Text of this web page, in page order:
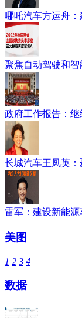
哪吒汽车方运舟
聚焦自动驾驶和
政府工作报告：
长城汽车王凤英
雷军：建设新能
美图
1 2 3 4
数据